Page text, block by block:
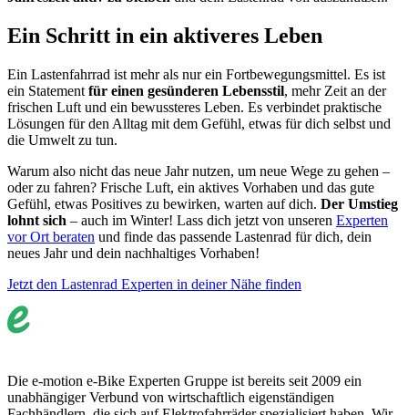
Ein Schritt in ein aktiveres Leben
Ein Lastenfahrrad ist mehr als nur ein Fortbewegungsmittel. Es ist
ein Statement für einen gesünderen Lebensstil, mehr Zeit an der
frischen Luft und ein bewussteres Leben. Es verbindet praktische
Lösungen für den Alltag mit dem Gefühl, etwas für dich selbst und
die Umwelt zu tun.
Warum also nicht das neue Jahr nutzen, um neue Wege zu gehen –
oder zu fahren? Frische Luft, ein aktives Vorhaben und das gute
Gefühl, etwas Positives zu bewirken, warten auf dich. Der Umstieg
lohnt sich – auch im Winter! Lass dich jetzt von unseren Experten
vor Ort beraten und finde das passende Lastenrad für dich, dein
neues Jahr und dein nachhaltiges Vorhaben!
Jetzt den Lastenrad Experten in deiner Nähe finden
Die e-motion e-Bike Experten Gruppe ist bereits seit 2009 ein
unabhängiger Verbund von wirtschaftlich eigenständigen